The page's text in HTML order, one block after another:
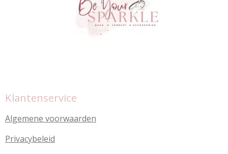
Klantenservice
Algemene voorwaarden
Privacybeleid